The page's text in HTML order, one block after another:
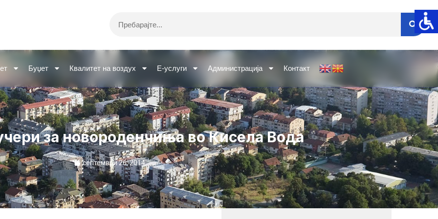
Буџет Квалитет на воздух Е-услуги Администрација Контакт
за новороденчиња во Кисела Вода
септември 26, 2014